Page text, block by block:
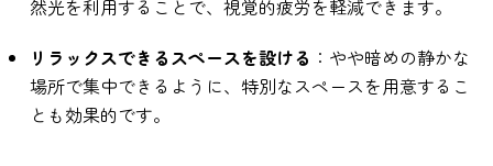
然光を利用することで、視覚的疲労を軽減できます。
リラックスできるスペースを設ける ：やや暗めの静かな
場所で集中できるように、特別なスペースを用意するこ
とも効果的です。